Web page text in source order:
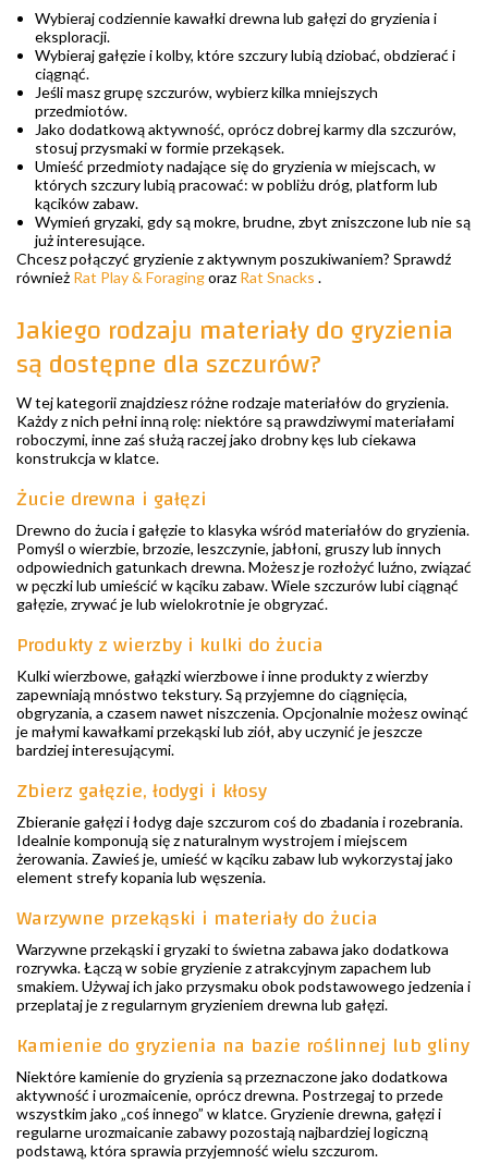
Wybieraj codziennie kawałki drewna lub gałęzi do gryzienia i
eksploracji.
Wybieraj gałęzie i kolby, które szczury lubią dziobać, obdzierać i
ciągnąć.
Jeśli masz grupę szczurów, wybierz kilka mniejszych
przedmiotów.
Jako dodatkową aktywność, oprócz dobrej karmy dla szczurów,
stosuj przysmaki w formie przekąsek.
Umieść przedmioty nadające się do gryzienia w miejscach, w
których szczury lubią pracować: w pobliżu dróg, platform lub
kącików zabaw.
Wymień gryzaki, gdy są mokre, brudne, zbyt zniszczone lub nie są
już interesujące.
Chcesz połączyć gryzienie z aktywnym poszukiwaniem? Sprawdź
również Rat Play & Foragingoraz Rat Snacks .
Jakiego rodzaju materiały do gryzienia
są dostępne dla szczurów?
W tej kategorii znajdziesz różne rodzaje materiałów do gryzienia.
Każdy z nich pełni inną rolę: niektóre są prawdziwymi materiałami
roboczymi, inne zaś służą raczej jako drobny kęs lub ciekawa
konstrukcja w klatce.
Żucie drewna i gałęzi
Drewno do żucia i gałęzie to klasyka wśród materiałów do gryzienia.
Pomyśl o wierzbie, brzozie, leszczynie, jabłoni, gruszy lub innych
odpowiednich gatunkach drewna. Możesz je rozłożyć luźno, związać
w pęczki lub umieścić w kąciku zabaw. Wiele szczurów lubi ciągnąć
gałęzie, zrywać je lub wielokrotnie je obgryzać.
Produkty z wierzby i kulki do żucia
Kulki wierzbowe, gałązki wierzbowe i inne produkty z wierzby
zapewniają mnóstwo tekstury. Są przyjemne do ciągnięcia,
obgryzania, a czasem nawet niszczenia. Opcjonalnie możesz owinąć
je małymi kawałkami przekąski lub ziół, aby uczynić je jeszcze
bardziej interesującymi.
Zbierz gałęzie, łodygi i kłosy
Zbieranie gałęzi i łodyg daje szczurom coś do zbadania i rozebrania.
Idealnie komponują się z naturalnym wystrojem i miejscem
żerowania. Zawieś je, umieść w kąciku zabaw lub wykorzystaj jako
element strefy kopania lub węszenia.
Warzywne przekąski i materiały do żucia
Warzywne przekąski i gryzaki to świetna zabawa jako dodatkowa
rozrywka. Łączą w sobie gryzienie z atrakcyjnym zapachem lub
smakiem. Używaj ich jako przysmaku obok podstawowego jedzenia i
przeplataj je z regularnym gryzieniem drewna lub gałęzi.
Kamienie do gryzienia na bazie roślinnej lub gliny
Niektóre kamienie do gryzienia są przeznaczone jako dodatkowa
aktywność i urozmaicenie, oprócz drewna. Postrzegaj to przede
wszystkim jako „coś innego” w klatce. Gryzienie drewna, gałęzi i
regularne urozmaicanie zabawy pozostają najbardziej logiczną
podstawą, która sprawia przyjemność wielu szczurom.